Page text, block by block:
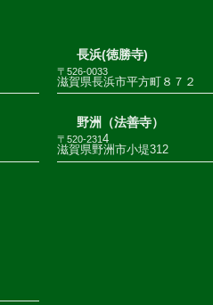
長浜(徳勝寺)
〒526-0033
滋賀県長浜市平方町８７２
野洲（法善寺）
〒520-231 4
滋賀県野洲市小堤312